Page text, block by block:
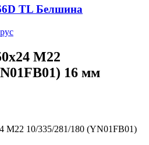
TL Белшина
M22
16 мм
M22 10/335/281/180 (YN01FB01)